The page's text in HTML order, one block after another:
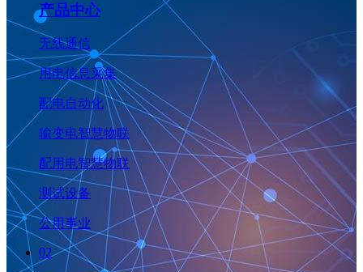
产品中心
无线通信
用电信息采集
配电自动化
输变电智慧物联
配用电智慧物联
测试设备
公用事业
02